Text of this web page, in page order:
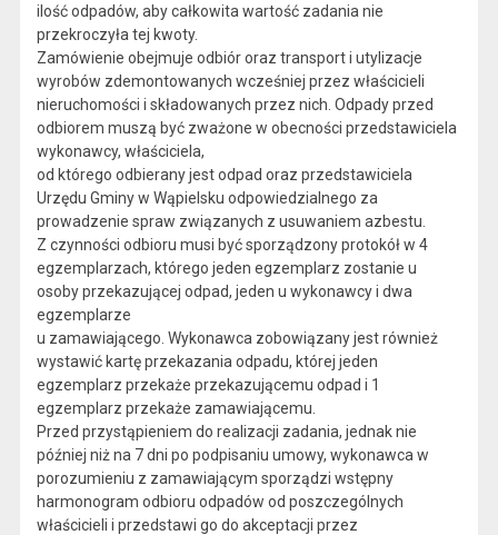
ilość odpadów, aby całkowita wartość zadania nie
przekroczyła tej kwoty.
Zamówienie obejmuje odbiór oraz transport i utylizacje
wyrobów zdemontowanych wcześniej przez właścicieli
nieruchomości i składowanych przez nich. Odpady przed
odbiorem muszą być zważone w obecności przedstawiciela
wykonawcy, właściciela,
od którego odbierany jest odpad oraz przedstawiciela
Urzędu Gminy w Wąpielsku odpowiedzialnego za
prowadzenie spraw związanych z usuwaniem azbestu.
Z czynności odbioru musi być sporządzony protokół w 4
egzemplarzach, którego jeden egzemplarz zostanie u
osoby przekazującej odpad, jeden u wykonawcy i dwa
egzemplarze
u zamawiającego. Wykonawca zobowiązany jest również
wystawić kartę przekazania odpadu, której jeden
egzemplarz przekaże przekazującemu odpad i 1
egzemplarz przekaże zamawiającemu.
Przed przystąpieniem do realizacji zadania, jednak nie
później niż na 7 dni po podpisaniu umowy, wykonawca w
porozumieniu z zamawiającym sporządzi wstępny
harmonogram odbioru odpadów od poszczególnych
właścicieli i przedstawi go do akceptacji przez